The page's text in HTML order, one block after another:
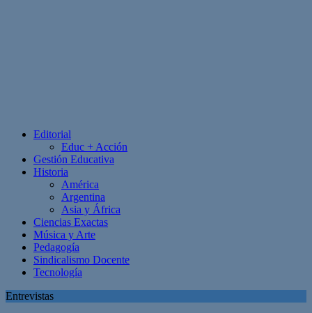
Editorial
Educ + Acción
Gestión Educativa
Historia
América
Argentina
Asia y África
Ciencias Exactas
Música y Arte
Pedagogía
Sindicalismo Docente
Tecnología
Entrevistas